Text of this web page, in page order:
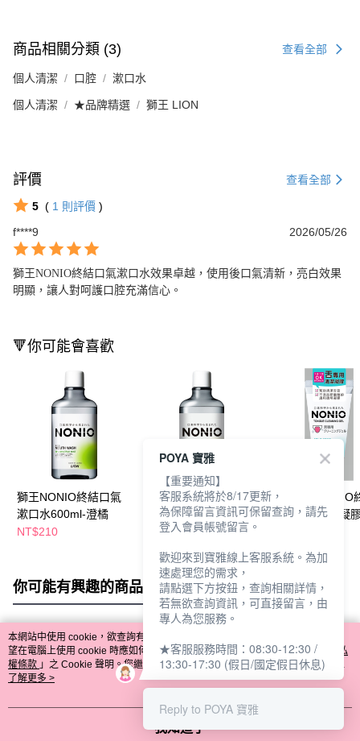
商品相關分類 (3) 查看全部
個人清潔 口腔 漱口水
個人清潔 ★品牌精選 獅王 LION
評價 查看全部
5 ( 1 則評價 )
f****9
2026/05/26
獅王NONIO終結口氣漱口水效果卓越，使用後口氣清新，亮白效果
明顯，讓人對呵護口腔充滿信心。
🔻你可能會喜歡
獅王NONIO終結口氣
漱口水600ml-澄橘
NT$210
獅王NONIO終結口氣
漱口水600ml-薄荷
NT$210
日本獅王NONIO
口氣舌苔清潔凝
你可能有興趣的商品 全站排行
熱門標籤
本網站中使用 cookie，欲查詢有關本網站使用 cookie 方式之詳情，及若您不希
望在電腦上使用 cookie 時應如何變更電腦的 cookie 設定，請參閱本網站「
隱私
權條款 」之 Cookie 聲明。您繼續使用本網站即表示您同意本公司得按本網站使
用條款之 Cookie 聲明使用 cookie。
了解更多 >
我知道了
POYA 寶雅
【重要通知】
客服系統將於8/17更新，
為保障留言資訊可保留查詢，請先
登入會員帳號留言。
歡迎來到寶雅線上客服系統。為加
速處理您的需求，
請點選下方按鈕，查詢相關詳情，
若無欲查詢資訊，可直接留言，由
專人為您服務。
★客服服務時間：08:30-12:30 /
13:30-17:30 (假日/國定假日休息)
Reply to POYA 寶雅